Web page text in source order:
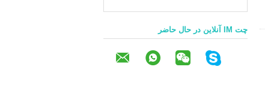
چت IM آنلاین در حال حاضر